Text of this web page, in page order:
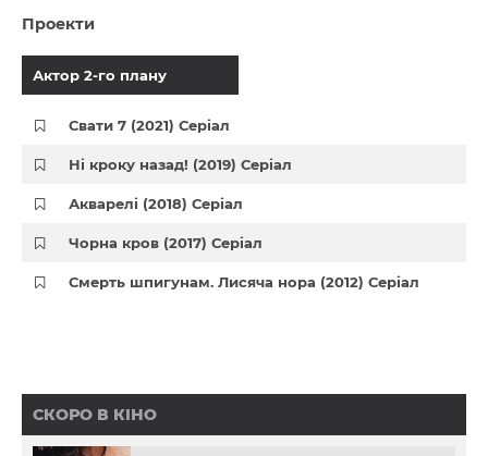
Проекти
Актор 2-го плану
Свати 7 (2021) Серіал
Ні кроку назад! (2019) Серіал
Акварелі (2018) Серіал
Чорна кров (2017) Серіал
Смерть шпигунам. Лисяча нора (2012) Серіал
СКОРО В КІНО